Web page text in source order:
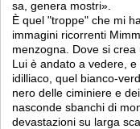
sa, genera mostri».
È quel "troppe" che mi
immagini ricorrenti
menzogna. Dove si
Lui è andato a vedere,
idilliaco, quel bianco-
nero delle ciminiere e
nasconde sbanchi di
devastazioni su larga